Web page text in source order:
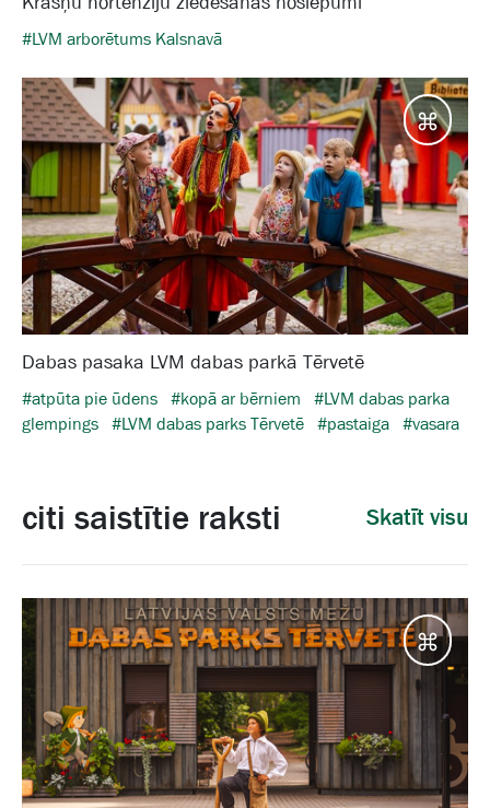
#LVM arborētums Kalsnavā
Dabas pasaka LVM dabas parkā Tērvetē
#atpūta pie ūdens #kopā ar bērniem
#LVM dabas parka
glempings #LVM dabas parks Tērvetē #pastaiga #vasara
citi saistītie raksti Skatīt visu